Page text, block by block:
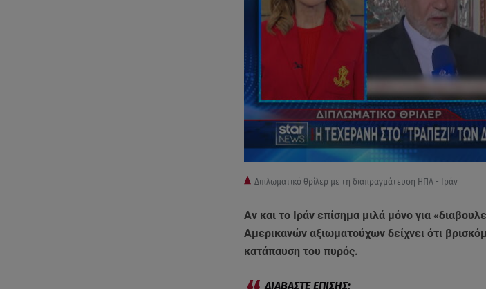
Διπλωματικό θρίλερ με τη διαπραγμάτευση ΗΠΑ - Ιράν
Αν και το Ιράν επίσημα μιλά μόνο για
Αμερικανών αξιωματούχων δείχνει ότι
κατάπαυση του πυρός.